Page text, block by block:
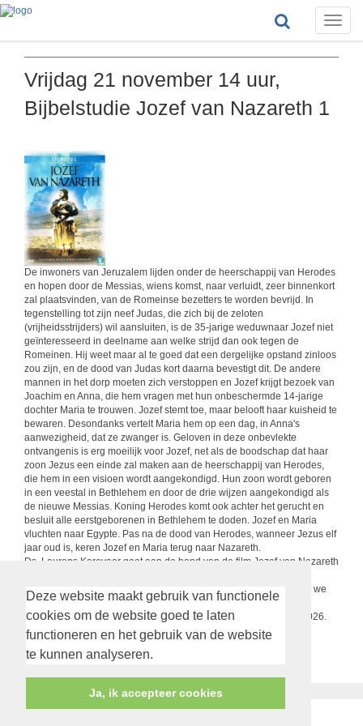
Deze website maakt gebruik van functionele
cookies om de website goed te laten
functioneren en het gebruik van de website
te kunnen analyseren.
Ja, ik accepteer cookies
Toggle
Vrijdag 21 november 14 uur,
Bijbelstudie Jozef van Nazareth 1
De inwoners van Jeruzalem lijden onder de heerschappij van Herodes
en hopen door de Messias, wiens komst, naar verluidt, zeer binnenkort
zal plaatsvinden, van de Romeinse bezetters te worden bevrijd. In
tegenstelling tot zijn neef Judas, die zich bij de zeloten
(vrijheidsstrijders) wil aansluiten, is de 35-jarige weduwnaar Jozef niet
geïnteresseerd in deelname aan welke strijd dan ook tegen de
Romeinen. Hij weet maar al te goed dat een dergelijke opstand zinloos
zou zijn, en de dood van Judas kort daarna bevestigt dit. De andere
mannen in het dorp moeten zich verstoppen en Jozef krijgt bezoek van
Joachim en Anna, die hem vragen met hun onbeschermde 14-jarige
dochter Maria te trouwen. Jozef stemt toe, maar belooft haar kuisheid te
bewaren. Desondanks vertelt Maria hem op een dag, in Anna's
aanwezigheid, dat ze zwanger is. Geloven in deze onbevlekte
ontvangenis is erg moeilijk voor Jozef, net als de boodschap dat haar
zoon Jezus een einde zal maken aan de heerschappij van Herodes,
die hem in een visioen wordt aangekondigd. Hun zoon wordt geboren
in een veestal in Bethlehem en door de drie wijzen aangekondigd als
de nieuwe Messias. Koning Herodes komt ook achter het gerucht en
besluit alle eerstgeborenen in Bethlehem te doden. Jozef en Maria
vluchten naar Egypte. Pas na de dood van Herodes, wanneer Jezus elf
jaar oud is, keren Jozef en Maria terug naar Nazareth.
Ds. Laurens Korevaar gaat aan de hand van de film Jozef van Nazareth
Bijbelstudiebijeenkomsten gaan elk over een deel van de film die we
dan ook bekijken. Neem uw Bijbel mee (en iemand anders?)
De overige data zijn vrijdag 19 december en vrijdag 16 januari 2026.
terug